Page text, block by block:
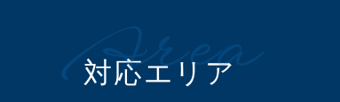
対応エリア
Area